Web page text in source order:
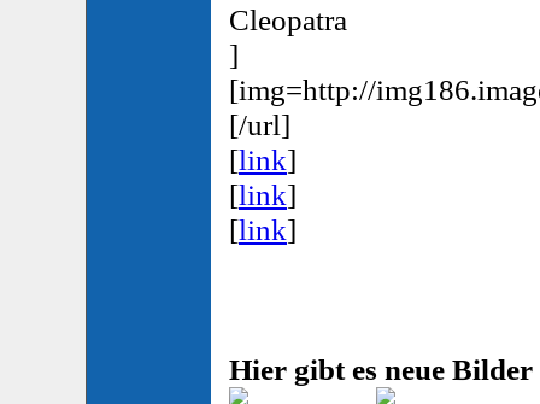
Cleopatra
]
[img=http://
[/url]
[link]
[link]
[link]
Hier gibt es neue